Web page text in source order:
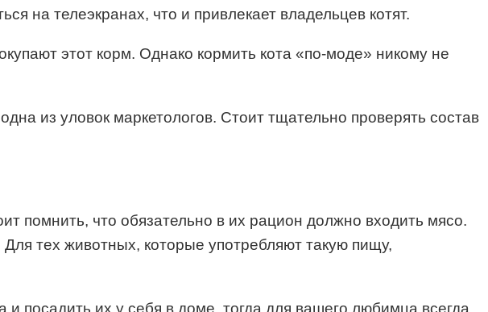
на телеэкранах, что и привлекает владельцев котят.
этот корм. Однако кормить кота «по-моде» никому не
из уловок маркетологов. Стоит тщательно проверять состав
помнить, что обязательно в их рацион должно входить мясо.
тех животных, которые употребляют такую пищу,
посадить их у себя в доме, тогда для вашего любимца всегда